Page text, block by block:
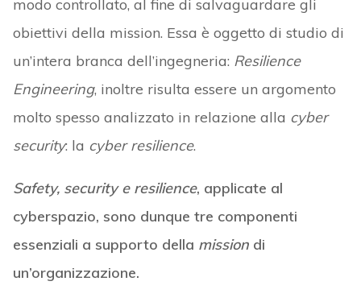
modo controllato, al fine di salvaguardare gli
obiettivi della mission. Essa è oggetto di studio di
un’intera branca dell’ingegneria: Resilience
Engineering, inoltre risulta essere un argomento
molto spesso analizzato in relazione alla cyber
security: la cyber resilience.
Safety, security e resilience, applicate al
cyberspazio, sono dunque tre componenti
essenziali a supporto della missiondi
un’organizzazione.